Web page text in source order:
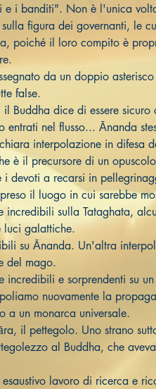
e i banditi". Non è l'unica
figura dei governanti, le
poiché il loro compito è
da un doppio
false.
Buddha dice di essere sicuro
entrati nel flusso... Ānanda
interpolazione in difesa
è il precursore di un
i devoti a recarsi in
il luogo in cui sarebbe
sulla Tataghata,
luci galattiche.
su Ānanda. Un'altra
del mago.
e sorprendenti su
nuovamente la
a un monarca universale.
il pettegolo. Uno strano
al Buddha, che
lavoro di ricerca e